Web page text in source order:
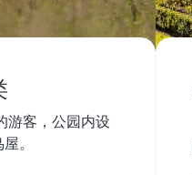
游客，公园内设
。